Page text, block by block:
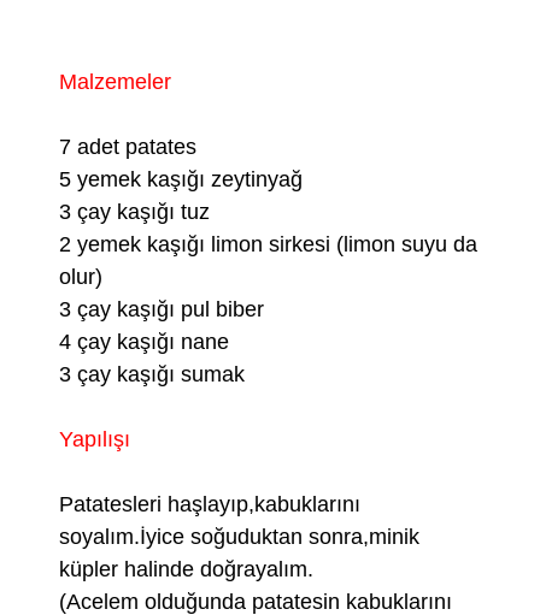
Malzemeler
7 adet patates
5 yemek kaşığı zeytinyağ
3 çay kaşığı tuz
2 yemek kaşığı limon sirkesi (limon suyu da
olur)
3 çay kaşığı pul biber
4 çay kaşığı nane
3 çay kaşığı sumak
Yapılışı
Patatesleri haşlayıp,kabuklarını
soyalım.İyice soğuduktan sonra,minik
küpler halinde doğrayalım.
(Acelem olduğunda patatesin kabuklarını